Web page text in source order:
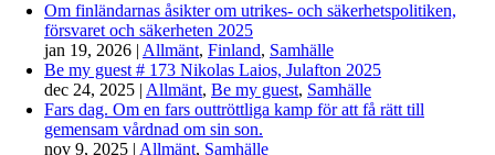
Om finländarnas åsikter om utrikes- och säkerhetspolitiken,
försvaret och säkerheten 2025
jan 19, 2026 | Allmänt, Finland, Samhälle
Be my guest # 173 Nikolas Laios, Julafton 2025
dec 24, 2025 | Allmänt, Be my guest, Samhälle
Fars dag. Om en fars outtröttliga kamp för att få rätt till
gemensam vårdnad om sin son.
nov 9, 2025 | Allmänt, Samhälle